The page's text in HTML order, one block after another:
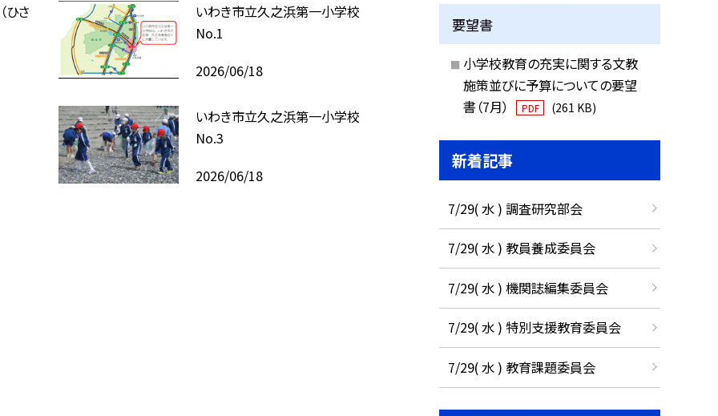
ひさ
いわき市立久之浜第一小学校
No.1
2026/06/18
いわき市立久之浜第一小学校
No.3
2026/06/18
要望書
小学校教育の充実に関する文教
施策並びに予算についての要望
書（7月）
PDF (261 KB)
新着記事
7/29( 水 ) 調査研究部会
7/29( 水 ) 教員養成委員会
7/29( 水 ) 機関誌編集委員会
7/29( 水 ) 特別支援教育委員会
7/29( 水 ) 教育課題委員会